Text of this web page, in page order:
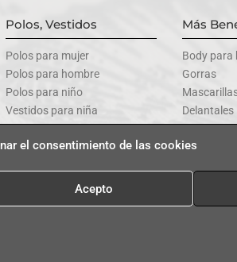
el consentimiento de las cookies
Acepto
Polos, Vestidos
Polos para mujer
Polos para hombre
Polos para niño
Vestidos para niña
Vestidos para bebé
Más
Body para
Gorras
Delantales
Todos los
de Venta|Política de Cookies|Bases